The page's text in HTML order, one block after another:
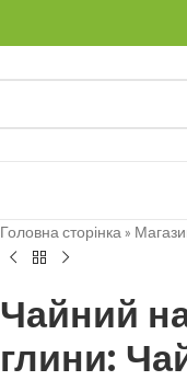
Головна сторінка »
Чайний
глини: